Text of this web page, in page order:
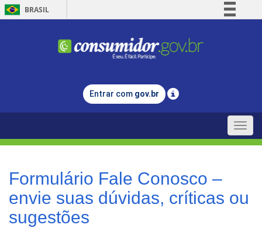
BRASIL
Comunica BR
Legislação
Entrar com gov.br
Toggle
Formulário Fale Conosco –
envie suas dúvidas, críticas ou
sugestões